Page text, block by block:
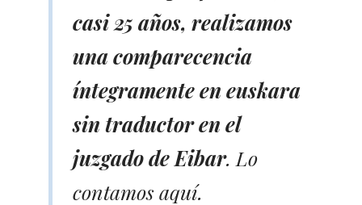
casi 25 años, realizamos
una comparecencia
íntegramente en euskara
sin traductor en el
juzgado de Eibar. Lo
contamos aquí.